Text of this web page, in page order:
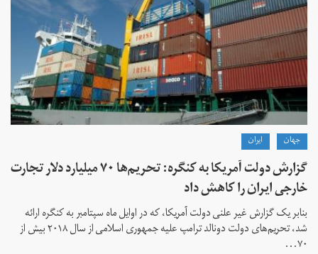
جهان ايران
گزارش دولت آمریکا به کنگره: تحریم‌ها ۷۰ میلیارد دلار تجارت
خارجی ایران را کاهش داد
بنابر یک گزارش غیر علنی دولت آمریکا، که در اوایل ماه سپتامبر به کنگره ارائه
شد، تحریم‌های دولت دونالد ترامپ علیه جمهوری اسلامی از سال ۲۰۱۸ بیش از
۷۰...